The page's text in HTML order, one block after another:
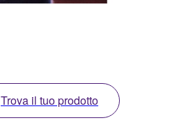
Trova il tuo prodotto